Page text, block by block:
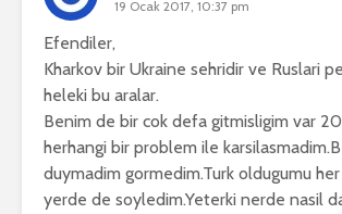
19 Ocak 2017, 10:37 pm
Efendiler,
Kharkov bir Ukraine sehridir ve Ruslari
heleki bu aralar.
Benim de bir cok defa gitmisligim var
herhangi bir problem ile
duymadim gormedim.Turk oldugumu
yerde de soyledim.Yeterki nerde nasil